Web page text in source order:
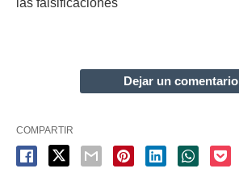
Dejar un comentario
COMPARTIR